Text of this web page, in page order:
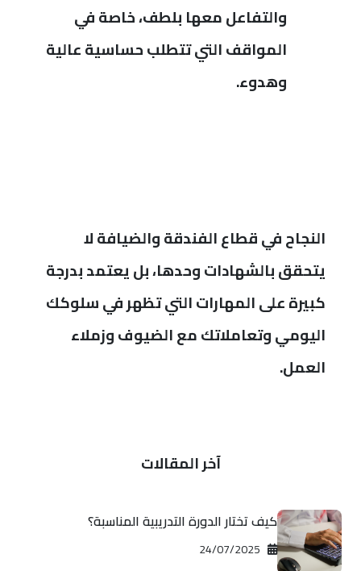
والتفاعل معها بلطف، خاصة في
المواقف التي تتطلب حساسية عالية
وهدوء.
النجاح في قطاع الفندقة والضيافة لا
يتحقق بالشهادات وحدها، بل يعتمد بدرجة
كبيرة على المهارات التي تظهر في سلوكك
اليومي وتعاملاتك مع الضيوف وزملاء
العمل.
آخر المقالات
كيف تختار الدورة التدريبية المناسبة؟